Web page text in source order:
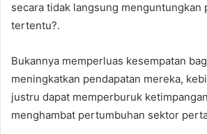
secara tidak langsung menguntungkan
tertentu?.
Bukannya memperluas kesempatan
meningkatkan pendapatan mereka,
justru dapat memperburuk
menghambat pertumbuhan sektor